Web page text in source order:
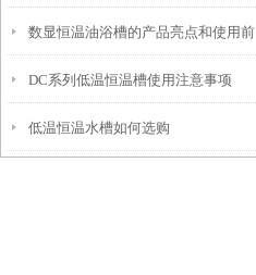
数显恒温油浴槽的产品亮点和使用前
安全须知
DC系列低温恒温槽使用注意事项
低温恒温水槽如何选购